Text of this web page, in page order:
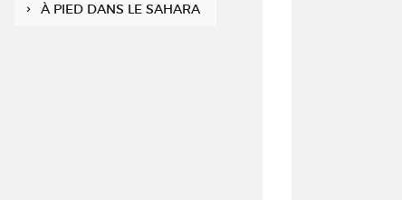
À PIED DANS LE SAHARA